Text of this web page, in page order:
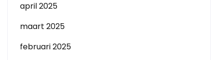
april 2025
maart 2025
februari 2025